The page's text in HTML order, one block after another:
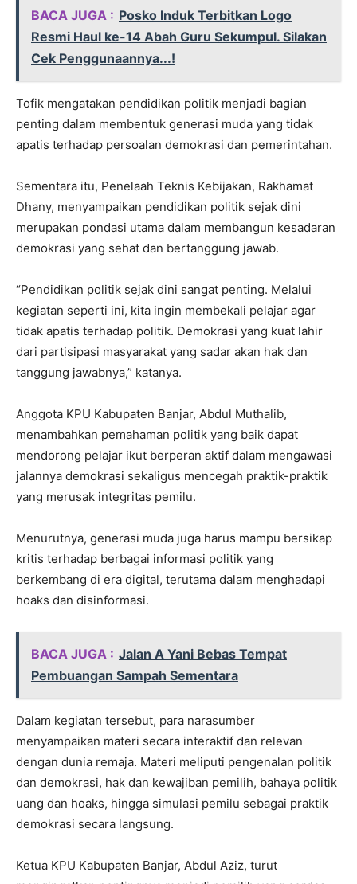
BACA JUGA : Posko Induk Terbitkan Logo
Resmi Haul ke-14 Abah Guru Sekumpul. Silakan
Cek Penggunaannya...!
Tofik mengatakan pendidikan politik menjadi bagian
penting dalam membentuk generasi muda yang tidak
apatis terhadap persoalan demokrasi dan pemerintahan.
Sementara itu, Penelaah Teknis Kebijakan, Rakhamat
Dhany, menyampaikan pendidikan politik sejak dini
merupakan pondasi utama dalam membangun kesadaran
demokrasi yang sehat dan bertanggung jawab.
“Pendidikan politik sejak dini sangat penting. Melalui
kegiatan seperti ini, kita ingin membekali pelajar agar
tidak apatis terhadap politik. Demokrasi yang kuat lahir
dari partisipasi masyarakat yang sadar akan hak dan
tanggung jawabnya,” katanya.
Anggota KPU Kabupaten Banjar, Abdul Muthalib,
menambahkan pemahaman politik yang baik dapat
mendorong pelajar ikut berperan aktif dalam mengawasi
jalannya demokrasi sekaligus mencegah praktik-praktik
yang merusak integritas pemilu.
Menurutnya, generasi muda juga harus mampu bersikap
kritis terhadap berbagai informasi politik yang
berkembang di era digital, terutama dalam menghadapi
hoaks dan disinformasi.
BACA JUGA : Jalan A Yani Bebas Tempat
Pembuangan Sampah Sementara
Dalam kegiatan tersebut, para narasumber
menyampaikan materi secara interaktif dan relevan
dengan dunia remaja. Materi meliputi pengenalan politik
dan demokrasi, hak dan kewajiban pemilih, bahaya politik
uang dan hoaks, hingga simulasi pemilu sebagai praktik
demokrasi secara langsung.
Ketua KPU Kabupaten Banjar, Abdul Aziz, turut